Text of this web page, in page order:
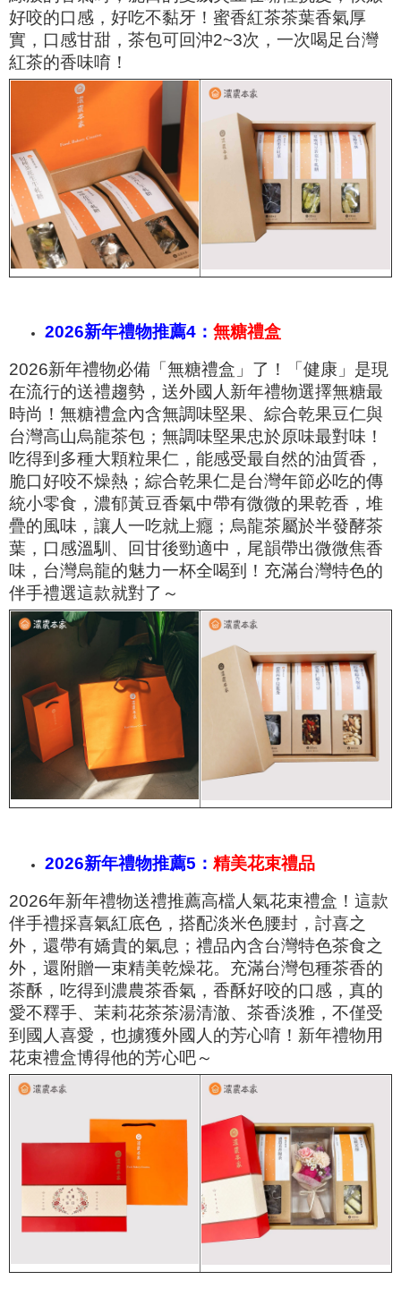
好咬的口感，好吃不黏牙！蜜香紅茶茶葉香氣厚
實，口感甘甜，茶包可回沖2~3次，一次喝足台灣
紅茶的香味唷！
2026新年禮物推薦4： 無糖禮盒
2026新年禮物必備「無糖禮盒」了！「健康」是現
在流行的送禮趨勢，送外國人新年禮物選擇無糖最
時尚！無糖禮盒內含無調味堅果、綜合乾果豆仁與
台灣高山烏龍茶包；無調味堅果忠於原味最對味！
吃得到多種大顆粒果仁，能感受最自然的油質香，
脆口好咬不燥熱；綜合乾果仁是台灣年節必吃的傳
統小零食，濃郁黃豆香氣中帶有微微的果乾香，堆
疊的風味，讓人一吃就上癮；烏龍茶屬於半發酵茶
葉，口感溫馴、回甘後勁適中，尾韻帶出微微焦香
味，台灣烏龍的魅力一杯全喝到！充滿台灣特色的
伴手禮選這款就對了～
2026新年禮物推薦5： 精美花束禮品
2026年新年禮物送禮推薦高檔人氣花束禮盒 ！這款
伴手禮採喜氣紅底色，搭配淡米色腰封，討喜之
外，還帶有嬌貴的氣息；禮品內含台灣特色茶食之
外，還附贈一束精美乾燥花。充滿台灣包種茶香的
茶酥，吃得到濃農茶香氣，香酥好咬的口感，真的
愛不釋手、茉莉花茶茶湯清澈、茶香淡雅，不僅受
到國人喜愛，也擄獲外國人的芳心唷！新年禮物用
花束禮盒博得他的芳心吧～